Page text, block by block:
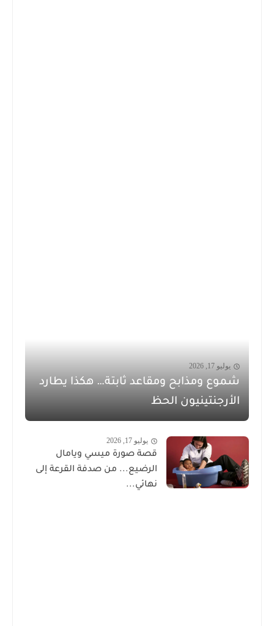
يوليو 17, 2026
شموع ومذابح ومقاعد ثابتة… هكذا يطارد
الأرجنتينيون الحظ
يوليو 17, 2026
قصة صورة ميسي ويامال
الرضيع... من صدفة القرعة إلى
نهائي...